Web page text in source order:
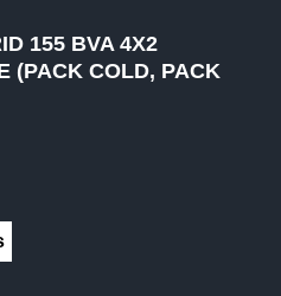
155 BVA 4X2
(PACK COLD, PACK